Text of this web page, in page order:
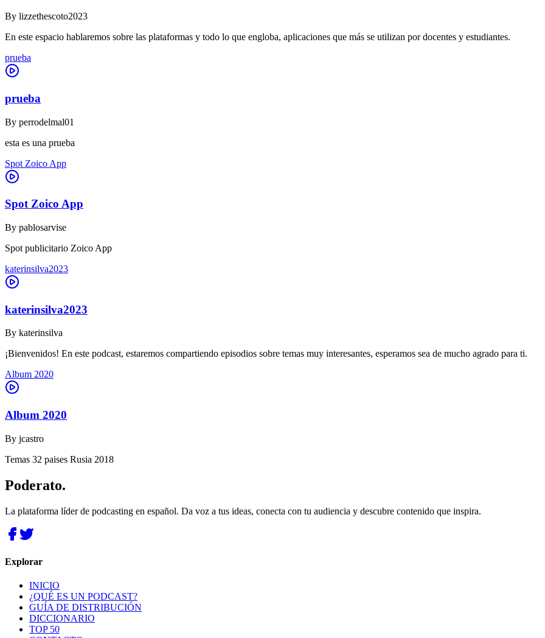
By lizzethescoto2023
En este espacio hablaremos sobre las plataformas y todo lo que engloba, aplicaciones que más se utilizan por docentes y estudiantes.
prueba
prueba
By perrodelmal01
esta es una prueba
Spot Zoico App
Spot Zoico App
By pablosarvise
Spot publicitario Zoico App
katerinsilva2023
katerinsilva2023
By katerinsilva
¡Bienvenidos! En este podcast, estaremos compartiendo episodios sobre temas muy interesantes, esperamos sea de mucho agrado para ti.
Album 2020
Album 2020
By jcastro
Temas 32 paises Rusia 2018
Poderato.
La plataforma líder de podcasting en español. Da voz a tus ideas, conecta con tu audiencia y descubre contenido que inspira.
Explorar
INICIO
¿QUÉ ES UN PODCAST?
GUÍA DE DISTRIBUCIÓN
DICCIONARIO
TOP 50